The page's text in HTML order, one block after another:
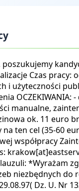
Czas pracy:
i użyteczności
manualne,
ok. 11 euro
na ten cel (35-60
współpracy
*Wyrażam
niezbędnych do
Dz. U. Nr